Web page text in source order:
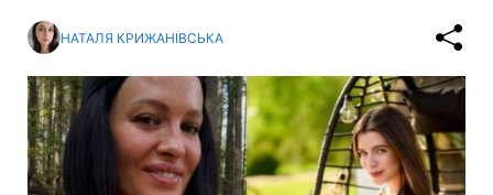
НАТАЛЯ КРИЖАНІВСЬКА